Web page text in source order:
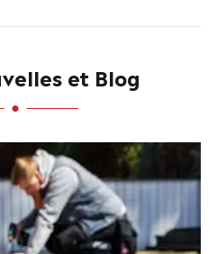
et Blog